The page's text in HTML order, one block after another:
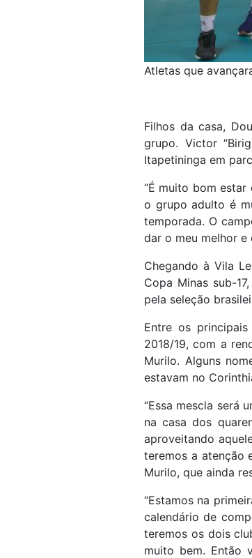
Atletas que
Filhos da casa,
grupo. Victor
Itapetininga em
“É muito bom
o grupo adulto é
temporada. O
dar o meu melhor e
Chegando à Vila
Copa Minas sub-
pela seleção
Entre os
2018/19, com a
Murilo. Alguns
estavam no
“Essa mescla será
na casa dos
aproveitando
teremos a atenção
Murilo, que ainda
“Estamos na
calendário de
teremos os dois
muito bem. Então